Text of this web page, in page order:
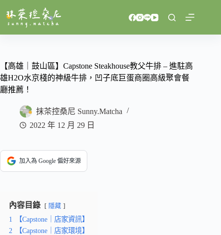
至
容【高雄｜鼓山區】Capstone Steakhouse教父牛排 – 進駐高
雄H2O水京棧的神級牛排，凹子底巨蛋商圈高級聚會餐
廳推薦！
抹茶控桑尼 Sunny.Matcha
2022 年 12 月 29 日
加入為 Google 偏好來源
內容目錄 隱藏
1
【Capstone｜店家資訊】
2
【Capstone｜店家環境】